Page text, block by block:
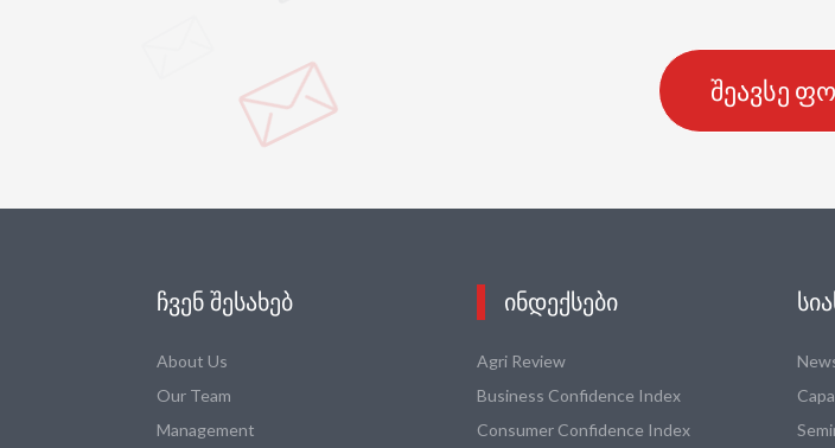
შეავსე
ᲩᲕᲔᲜ ᲨᲔᲡᲐᲮᲔᲑ
About Us
Our Team
Management
ᲘᲜᲓᲔᲥᲡᲔᲑᲘ
Agri Review
Business Confidence Index
Consumer Confidence Index